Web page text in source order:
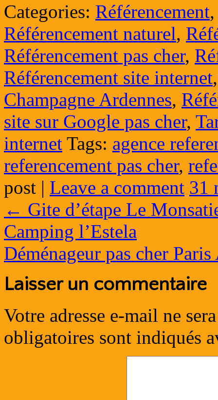
Categories: Référencement
Référencement naturel,
Référencement pas cher,
Référencement site internet
Champagne Ardennes,
site sur Google pas cher,
internet Tags: agence
referencement pas cher,
post | Leave a comment 31
← Gite d’étape Le
Camping l’Estela
Déménageur pas cher
Laisser un commentaire
Votre adresse e-mail ne
obligatoires sont indiqués